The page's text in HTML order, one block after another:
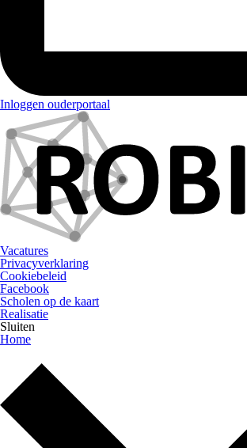
Inloggen ouderportaal
Vacatures
Privacyverklaring
Cookiebeleid
Facebook
Scholen op de kaart
Realisatie
Sluiten
Home